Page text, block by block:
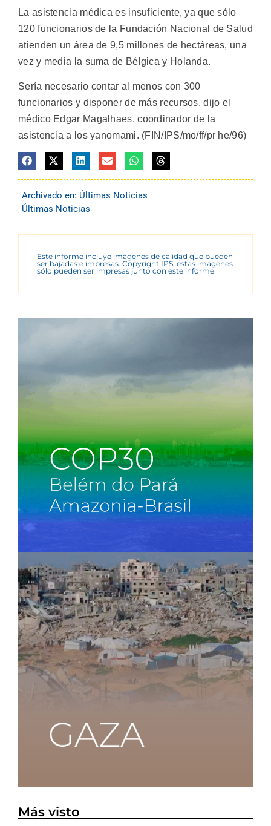
La asistencia médica es insuficiente, ya que sólo
120 funcionarios de la Fundación Nacional de Salud
atienden un área de 9,5 millones de hectáreas, una
vez y media la suma de Bélgica y Holanda.
Sería necesario contar al menos con 300
funcionarios y disponer de más recursos, dijo el
médico Edgar Magalhaes, coordinador de la
asistencia a los yanomami. (FIN/IPS/mo/ff/pr he/96)
Archivado en: Últimas Noticias
Últimas Noticias
Este informe incluye imágenes de calidad que pueden
ser bajadas e impresas. Copyright IPS, estas imágenes
sólo pueden ser impresas junto con este informe
Más visto